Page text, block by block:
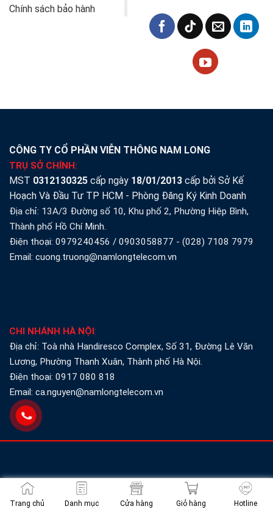
Chính sách bảo hành
CÔNG TY CỔ PHẦN VIỄN THÔNG NAM LONG
TRỤ SỞ CHÍNH:
MST 0312130325 cấp ngày 18/01/2013 cấp bởi Sở Kế
Hoạch Và Đầu Tư TP HCM - Phòng Đăng Ký Kinh Doanh
Địa chỉ: 13A/3 Đường số 10, Khu phố 2, Phường Hiệp Bình,
Thành phố Hồ Chí Minh.
Điện thoại: 0979240456 / 0903058877 - (028) 7108 7979
Email: cuong.truong@namlongtelecom.vn
CHI NHÁNH HÀ NỘI:
Địa chỉ: Toà nhà Handiresco Complex, Số 31, Đường Lê Văn
Lương, Phường Thanh Xuân, Thành phố Hà Nội.
Điện thoại: 0917 080 818
Email: ca.nguyen@namlongtelecom.vn
©Copyright 2013 - 2026 Nam Long Telecom
. All rights
reserved
Trang chủ Danh mục Cửa hàng Giỏ hàng Hotline